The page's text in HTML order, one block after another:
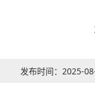
发布时间： 2025-